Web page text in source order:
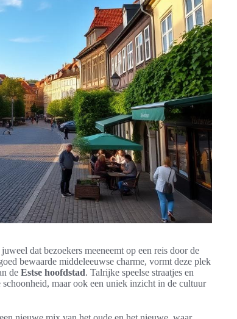
dat bezoekers meeneemt op een reis door de
bewaarde middeleeuwse charme, vormt deze plek
de Estse hoofdstad. Talrijke speelse straatjes en
maar ook een uniek inzicht in de cultuur